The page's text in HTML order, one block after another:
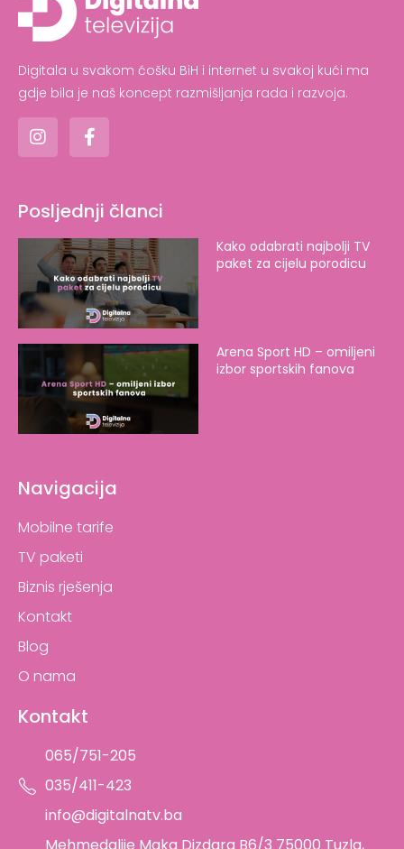
Digitala u svakom ćošku BiH i internet u svakoj kući ma
gdje bila je naš koncept razmišljanja rada i razvoja.
Posljednji članci
Kako odabrati najbolji TV
paket za cijelu porodicu
Arena Sport HD – omiljeni
izbor sportskih fanova
Navigacija
Mobilne tarife
TV paketi
Biznis rješenja
Kontakt
Blog
O nama
Kontakt
065/751-205
035/411-423
info@digitalnatv.ba